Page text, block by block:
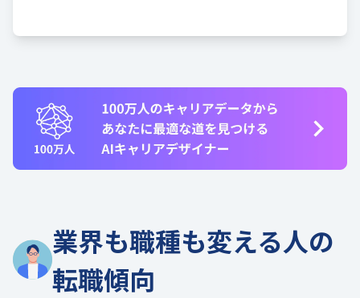
業界も職種も変える人の
転職傾向